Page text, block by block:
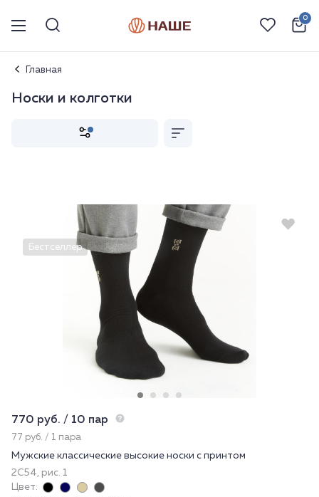
0
Главная
Носки и колготки
Бестселлер
770 руб. / 10 пар
77 руб. / 1 пара
Мужские классические высокие носки с принтом
2С54, рис. 1
Цвет: